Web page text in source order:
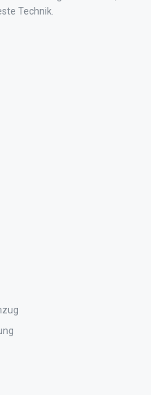
Technik.